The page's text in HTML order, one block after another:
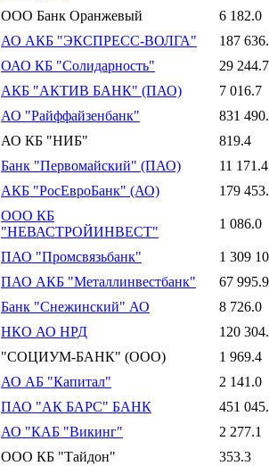
ООО Банк Оранжевый
6 182.0
АО АКБ "ЭКСПРЕСС-ВОЛГА"
187
ОАО КБ "Солидарность"
29 244.7
АКБ "АКТИВ БАНК" (ПАО)
7 016.7
АО "Райффайзенбанк"
831
АО КБ "НИБ"
819.4
Банк "Первомайский" (ПАО)
11 171.4
АКБ "РосЕвроБанк" (АО) 179
ООО КБ
"НЕВАСТРОЙИНВЕСТ"
1 086.0
ПАО "Промсвязьбанк"
1 309
ПАО АКБ "Металлинвестбанк"
67 995.9
Банк "Снежинский" АО
8 726.0
НКО АО НРД
120
"СОЦИУМ-БАНК" (ООО)
1 969.4
АО АБ "Капитал"
2 141.0
ПАО "АК БАРС" БАНК
451
АО "КАБ "Викинг"
2 277.1
ООО КБ "Тайдон"
353.3